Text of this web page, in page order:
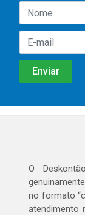
O
no formato
atendimento